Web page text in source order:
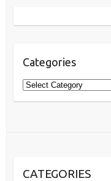
Categories
Categories
CATEGORIES